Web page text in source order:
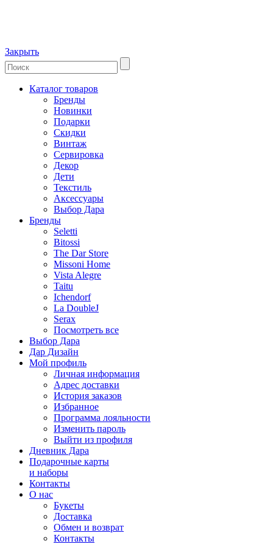
Закрыть
Каталог товаров
Бренды
Новинки
Подарки
Скидки
Винтаж
Сервировка
Декор
Дети
Текстиль
Аксессуары
Выбор Дара
Бренды
Seletti
Bitossi
The Dar Store
Missoni Home
Vista Alegre
Taitu
Ichendorf
La DoubleJ
Serax
Посмотреть все
Выбор Дара
Дар Дизайн
Мой профиль
Личная информация
Адрес доставки
История заказов
Избранное
Программа лояльности
Изменить пароль
Выйти из профиля
Дневник Дара
Подарочные карты
и наборы
Контакты
О нас
Букеты
Доставка
Обмен и возврат
Контакты